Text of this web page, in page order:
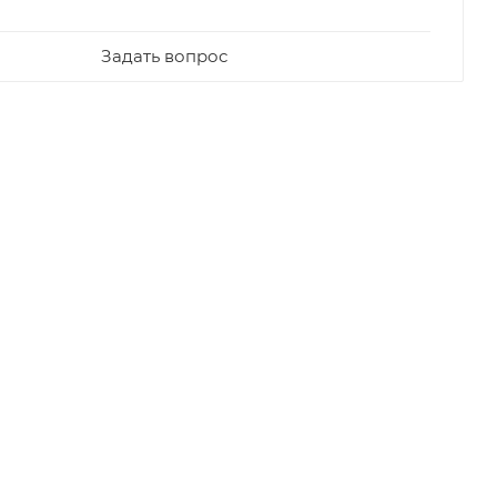
Задать вопрос